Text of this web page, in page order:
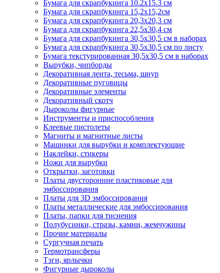
Бумага для скрапбукинга 10.2х15.3 см
Бумага для скрапбукинга 15,2х15,2см
Бумага для скрапбукинга 20,3х20,3 см
Бумага для скрапбукинга 22,5х30,4 см
Бумага для скрапбукинга 30,5х30,5 см в наборах
Бумага для скрапбукинга 30,5х30,5 см по листу
Бумага текстурированная 30,5х30,5 см в наборах
Вырубки, чипборды
Декоративная лента, тесьма, шнур
Декоративные пуговицы
Декоративные элементы
Декоративный скотч
Дыроколы фигурные
Инструменты и приспособления
Клеевые пистолеты
Магниты и магнитные листы
Машинки для вырубки и комплектующие
Наклейки, стикеры
Ножи для вырубки
Открытки, заготовки
Платы двусторонние пластиковые для
эмбоссирования
Платы для 3D эмбоссирования
Платы металлические для эмбоссирования
Платы, папки для тиснения
Полубусинки, стразы, камни, жемчужины
Прочие материалы
Сургучная печать
Термотрансферы
Тэги, ярлычки
Фигурные дыроколы